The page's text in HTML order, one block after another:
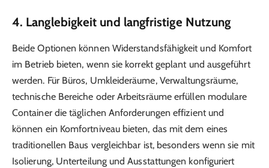
4. Langlebigkeit und langfristige Nutzung
Beide Optionen können Widerstandsfähigkeit und Komfort
im Betrieb bieten, wenn sie korrekt geplant und ausgeführt
werden. Für Büros, Umkleideräume, Verwaltungsräume,
technische Bereiche oder Arbeitsräume erfüllen modulare
Container die täglichen Anforderungen effizient und
können ein Komfortniveau bieten, das mit dem eines
traditionellen Baus vergleichbar ist, besonders wenn sie mit
Isolierung, Unterteilung und Ausstattungen konfiguriert